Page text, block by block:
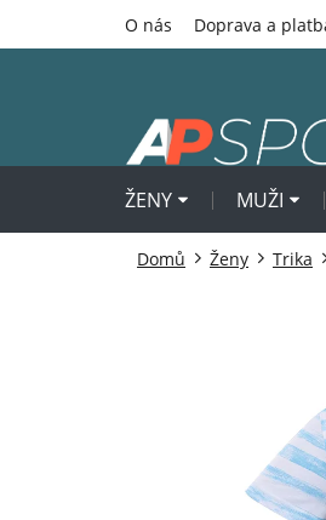
O nás Doprava a
ŽENY MUŽI
Domů Ženy Trika